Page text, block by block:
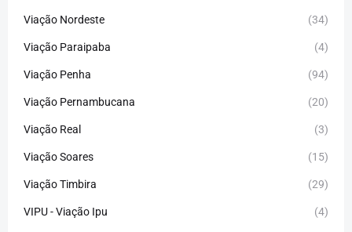
Viação Nordeste (34)
Viação Paraipaba (4)
Viação Penha (94)
Viação Pernambucana (20)
Viação Real (3)
Viação Soares (15)
Viação Timbira (29)
VIPU - Viação Ipu (4)